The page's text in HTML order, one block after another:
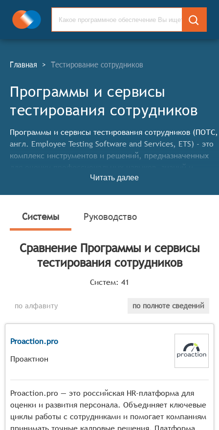
Главная > Тестирование сотрудников
Программы и сервисы
тестирования сотрудников
Программы и сервисы тестирования сотрудников (ПОТС,
англ. Employee Testing Software and Services, ETS) - это
комплекс инструментов и решений, предназначенных
для оценки профессиональных навыков, знаний и
личностных качеств работников. Данные инструменты
должности, а также проводить регулярную оценку
текущего персонала для определения потребностей в
Классификатор программных продуктов Соваре
определяет конкретные функциональные критерии для
систем. Для того чтобы соответствовать категории
должны иметь следующие функциональные
возможности:
Создание тестов: Система должна предоставлять
инструменты для создания различных типов
вопросов и тестов, включая множественный
выбор, открытые вопросы, задачи на соответствие
и другие форматы.
Настройка параметров тестирования: Должна быть
возможность настройки параметров тестирования,
таких как ограничение времени на прохождение
теста, количество попыток, доступ к
Читать далее
Системы Руководство
Сравнение Программы и сервисы
тестирования сотрудников
Систем: 41
по алфавиту по полноте сведений
Proaction.pro
Проактион
Proaction.pro — это российская HR-платформа для
оценки и развития персонала. Объединяет ключевые
циклы работы с сотрудниками и помогает компаниям